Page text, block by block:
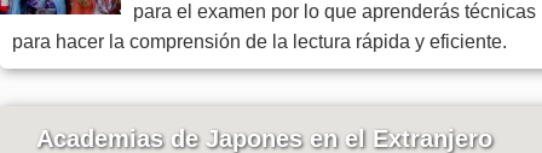
para el examen por lo que aprenderás técnicas
para hacer la comprensión de la lectura rápida y eficiente.
Academias de Japones en el Extranjero